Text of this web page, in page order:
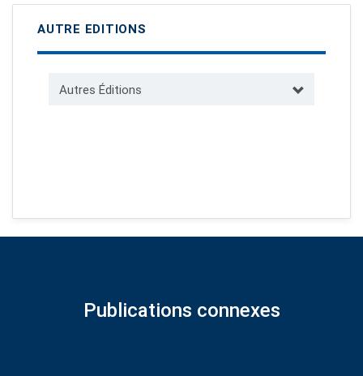
AUTRE EDITIONS
Autres Éditions
Publications connexes